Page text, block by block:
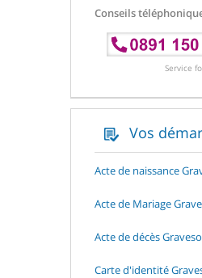
Conseils
Service
Vos
Acte de naissance
Acte de Mariage
Acte de décès
Carte d'identité